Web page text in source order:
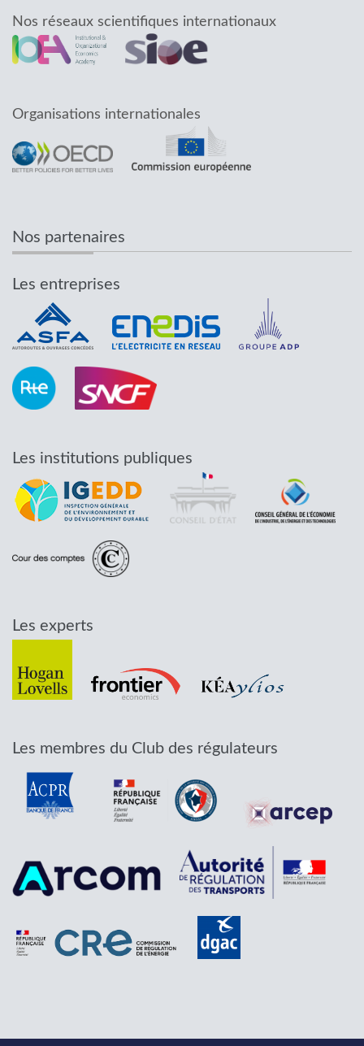
Nos réseaux scientifiques internationaux
Organisations internationales
Nos partenaires
Les entreprises
Les institutions publiques
Les experts
Les membres du Club des régulateurs